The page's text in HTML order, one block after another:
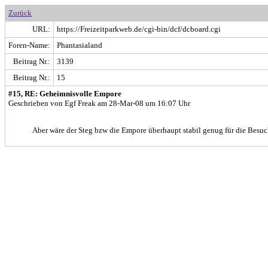
Zurück
URL:
https://Freizeitparkweb.de/cgi-bin/dcf/dcboard.cgi
Foren-Name:
Phantasialand
Beitrag Nr.:
3139
Beitrag Nr.:
15
#15, RE: Geheimnisvolle Empore
Geschrieben von Egf Freak am 28-Mar-08 um 16:07 Uhr
Aber wäre der Steg bzw die Empore überhaupt stabil genug für die